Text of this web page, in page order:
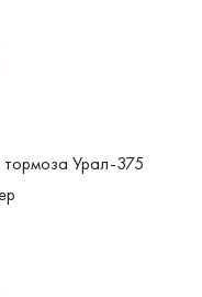
тормоза Урал-375